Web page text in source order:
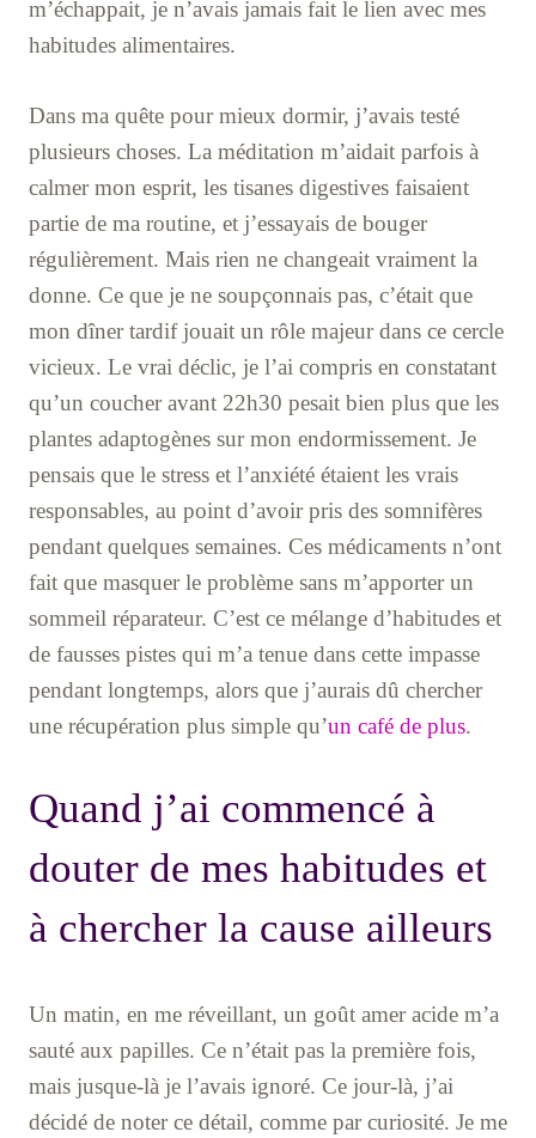
m’échappait, je n’avais jamais fait le lien avec mes
habitudes alimentaires.
Dans ma quête pour mieux dormir, j’avais testé
plusieurs choses. La méditation m’aidait parfois à
calmer mon esprit, les tisanes digestives faisaient
partie de ma routine, et j’essayais de bouger
régulièrement. Mais rien ne changeait vraiment la
donne. Ce que je ne soupçonnais pas, c’était que
mon dîner tardif jouait un rôle majeur dans ce cercle
vicieux. Le vrai déclic, je l’ai compris en constatant
qu’un coucher avant 22h30 pesait bien plus que les
plantes adaptogènes sur mon endormissement. Je
pensais que le stress et l’anxiété étaient les vrais
responsables, au point d’avoir pris des somnifères
pendant quelques semaines. Ces médicaments n’ont
fait que masquer le problème sans m’apporter un
sommeil réparateur. C’est ce mélange d’habitudes et
de fausses pistes qui m’a tenue dans cette impasse
pendant longtemps, alors que j’aurais dû chercher
une récupération plus simple qu’un café de plus.
Quand j’ai commencé à
douter de mes habitudes et
à chercher la cause ailleurs
Un matin, en me réveillant, un goût amer acide m’a
sauté aux papilles. Ce n’était pas la première fois,
mais jusque-là je l’avais ignoré. Ce jour-là, j’ai
décidé de noter ce détail, comme par curiosité. Je me